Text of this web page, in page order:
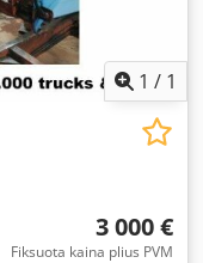
1 / 1
3 000 €
Fiksuota kaina plius PVM